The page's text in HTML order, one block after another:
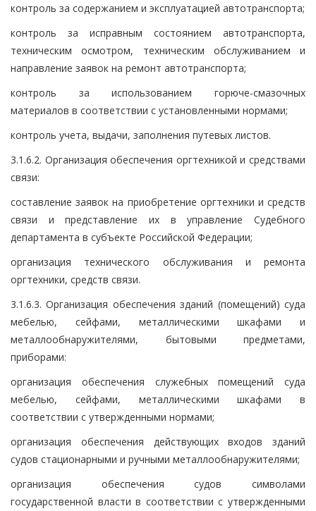
контроль за содержанием и эксплуатацией автотранспорта;
контроль за исправным состоянием автотранспорта,
техническим осмотром, техническим обслуживанием и
направление заявок на ремонт автотранспорта;
контроль за использованием горюче-смазочных
материалов в соответствии с установленными нормами;
контроль учета, выдачи, заполнения путевых листов.
3.1.6.2. Организация обеспечения оргтехникой и средствами
связи:
составление заявок на приобретение оргтехники и средств
связи и представление их в управление Судебного
департамента в субъекте Российской Федерации;
организация технического обслуживания и ремонта
оргтехники, средств связи.
3.1.6.3. Организация обеспечения зданий (помещений) суда
мебелью, сейфами, металлическими шкафами и
металлообнаружителями, бытовыми предметами,
приборами:
организация обеспечения служебных помещений суда
мебелью, сейфами, металлическими шкафами в
соответствии с утвержденными нормами;
организация обеспечения действующих входов зданий
судов стационарными и ручными металлообнаружителями;
организация обеспечения судов символами
государственной власти в соответствии с утвержденными